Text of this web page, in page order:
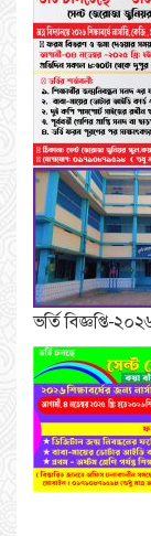
ভর্তি বিজ্ঞপ্তি-